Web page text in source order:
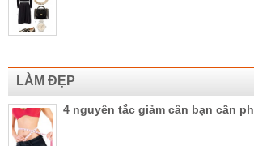
LÀM ĐẸP
4 nguyên tắc giảm cân bạn cần